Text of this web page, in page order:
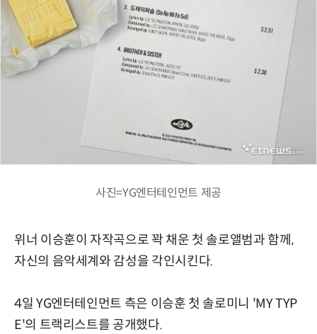
사진=YG엔터테인먼트 제공
위너 이승훈이 자작곡으로 꽉 채운 첫 솔로앨범과 함께,
자신의 음악세계와 감성을 각인시킨다.
4일 YG엔터테인먼트 측은 이승훈 첫 솔로미니 'MY TYP
E'의 트랙리스트를 공개했다.